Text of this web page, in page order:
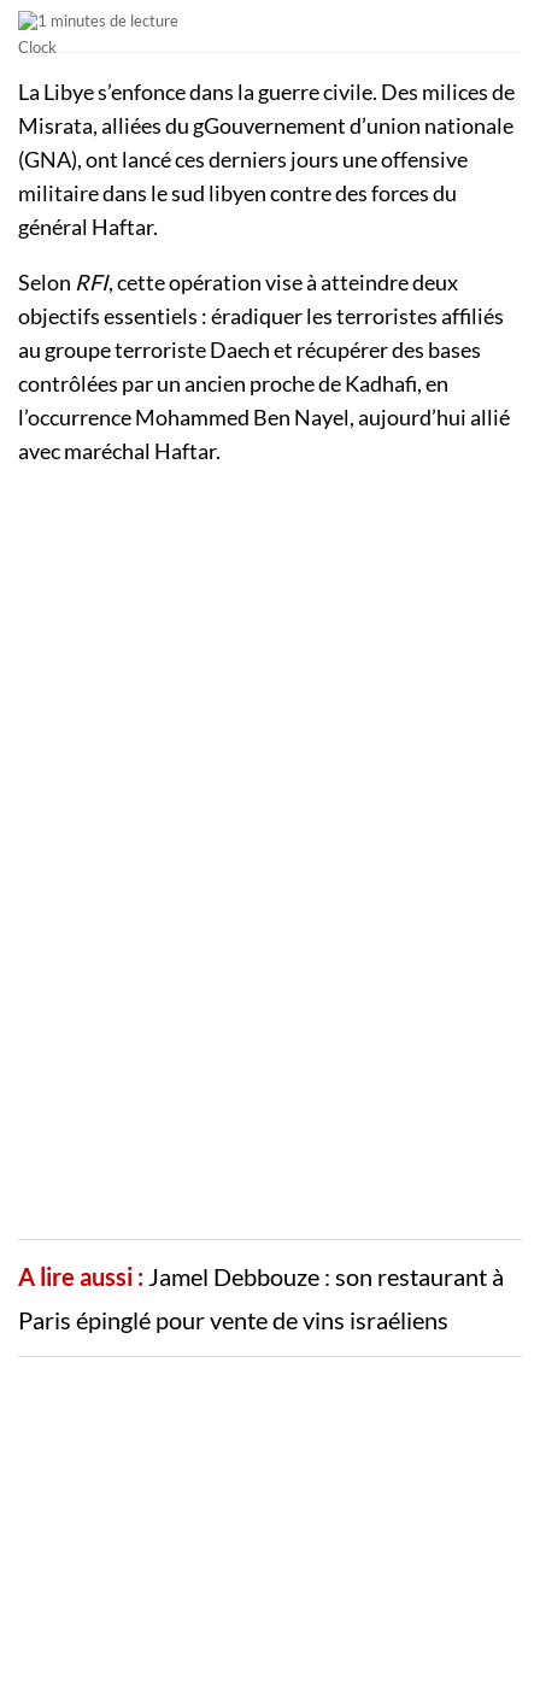
1 minutes de lecture
La Libye s’enfonce dans la guerre civile. Des milices de
Misrata, alliées du gGouvernement d’union nationale
(GNA), ont lancé ces derniers jours une offensive
militaire dans le sud libyen contre des forces du
général Haftar.
Selon RFI, cette opération vise à atteindre deux
objectifs essentiels : éradiquer les terroristes affiliés
au groupe terroriste Daech et récupérer des bases
contrôlées par un ancien proche de Kadhafi, en
l’occurrence Mohammed Ben Nayel, aujourd’hui allié
avec maréchal Haftar.
A lire aussi : Jamel Debbouze : son restaurant à
Paris épinglé pour vente de vins israéliens